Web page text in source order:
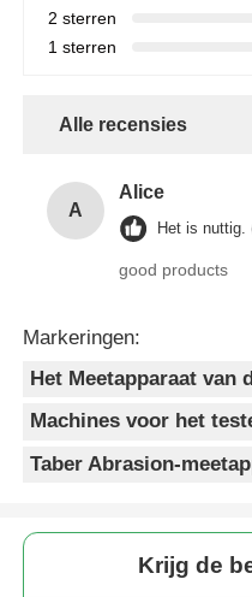
2 sterren
1 sterren
Alle recensies
A
Alice
Het is nuttig.
good products
Markeringen:
Het Meetapparaat van
Machines voor het
Taber Abrasion-
Krijg de